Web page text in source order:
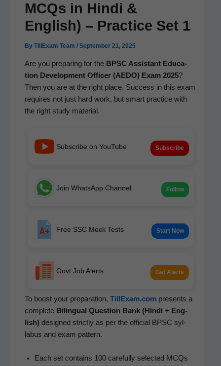
MCQs in Hindi &
English) – Practice Set 1
By TillExam Team / September 21, 2025
Are you prepar­ing for the BPSC Assis­tant Edu­ca­
tion Devel­op­ment Offi­cer (AEDO) Exam 2025?
Then you are at the right place. Suc­cess in this exam
requires not just hard work, but smart prac­tice with
the right study material.
Subscribe on YouTube Subscribe
Join WhatsApp Channel Follow
Free SSC Mock Tests Start Now
Govt Job Alerts Get Alerts
To boost your prepa­ra­tion, TillExam.compresents a
com­plete Bilin­gual Ques­tion Bank (Hin­di + Eng­
lish) designed strict­ly as per the offi­cial BPSC syl­
labus and exam pattern.
Each set con­tains 100 care­ful­ly select­ed MCQs